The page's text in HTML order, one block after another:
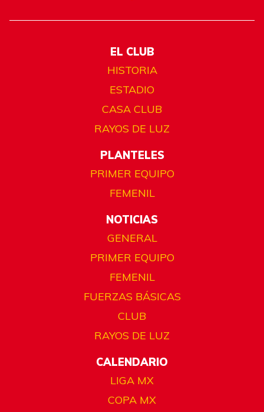
EL CLUB
HISTORIA
ESTADIO
CASA CLUB
RAYOS DE LUZ
PLANTELES
PRIMER EQUIPO
FEMENIL
NOTICIAS
GENERAL
PRIMER EQUIPO
FEMENIL
FUERZAS BÁSICAS
CLUB
RAYOS DE LUZ
CALENDARIO
LIGA MX
COPA MX